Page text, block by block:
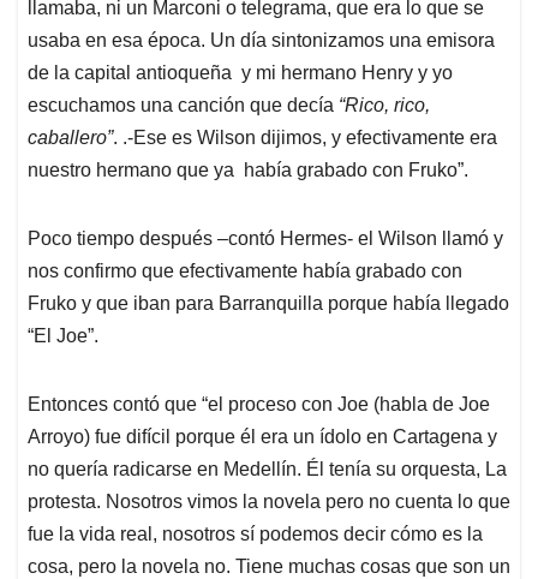
llamaba, ni un Marconi o telegrama, que era lo que se
usaba en esa época. Un día sintonizamos una emisora
de la capital antioqueña y mi hermano Henry y yo
escuchamos una canción que decía “Rico, rico,
caballero”. .-Ese es Wilson dijimos, y efectivamente era
nuestro hermano que ya había grabado con Fruko”.
Poco tiempo después –contó Hermes- el Wilson llamó y
nos confirmo que efectivamente había grabado con
Fruko y que iban para Barranquilla porque había llegado
“El Joe”.
Entonces contó que “el proceso con Joe (habla de Joe
Arroyo) fue difícil porque él era un ídolo en Cartagena y
no quería radicarse en Medellín. Él tenía su orquesta, La
protesta. Nosotros vimos la novela pero no cuenta lo que
fue la vida real, nosotros sí podemos decir cómo es la
cosa, pero la novela no. Tiene muchas cosas que son un